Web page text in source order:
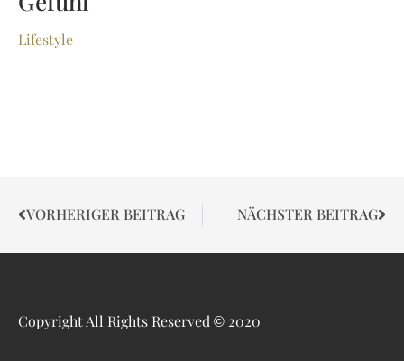
Lifestyle
VORHERIGER BEITRAG NÄCHSTER BEITRAG
Copyright All Rights Reserved © 2020